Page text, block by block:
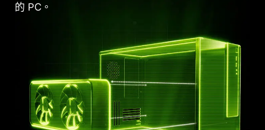
的 PC。